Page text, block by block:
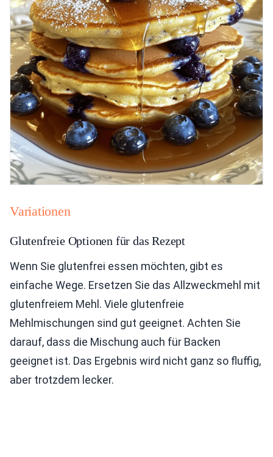
Variationen
Glutenfreie Optionen für das Rezept
Wenn Sie glutenfrei essen möchten, gibt es
einfache Wege. Ersetzen Sie das Allzweckmehl mit
glutenfreiem Mehl. Viele glutenfreie
Mehlmischungen sind gut geeignet. Achten Sie
darauf, dass die Mischung auch für Backen
geeignet ist. Das Ergebnis wird nicht ganz so fluffig,
aber trotzdem lecker.